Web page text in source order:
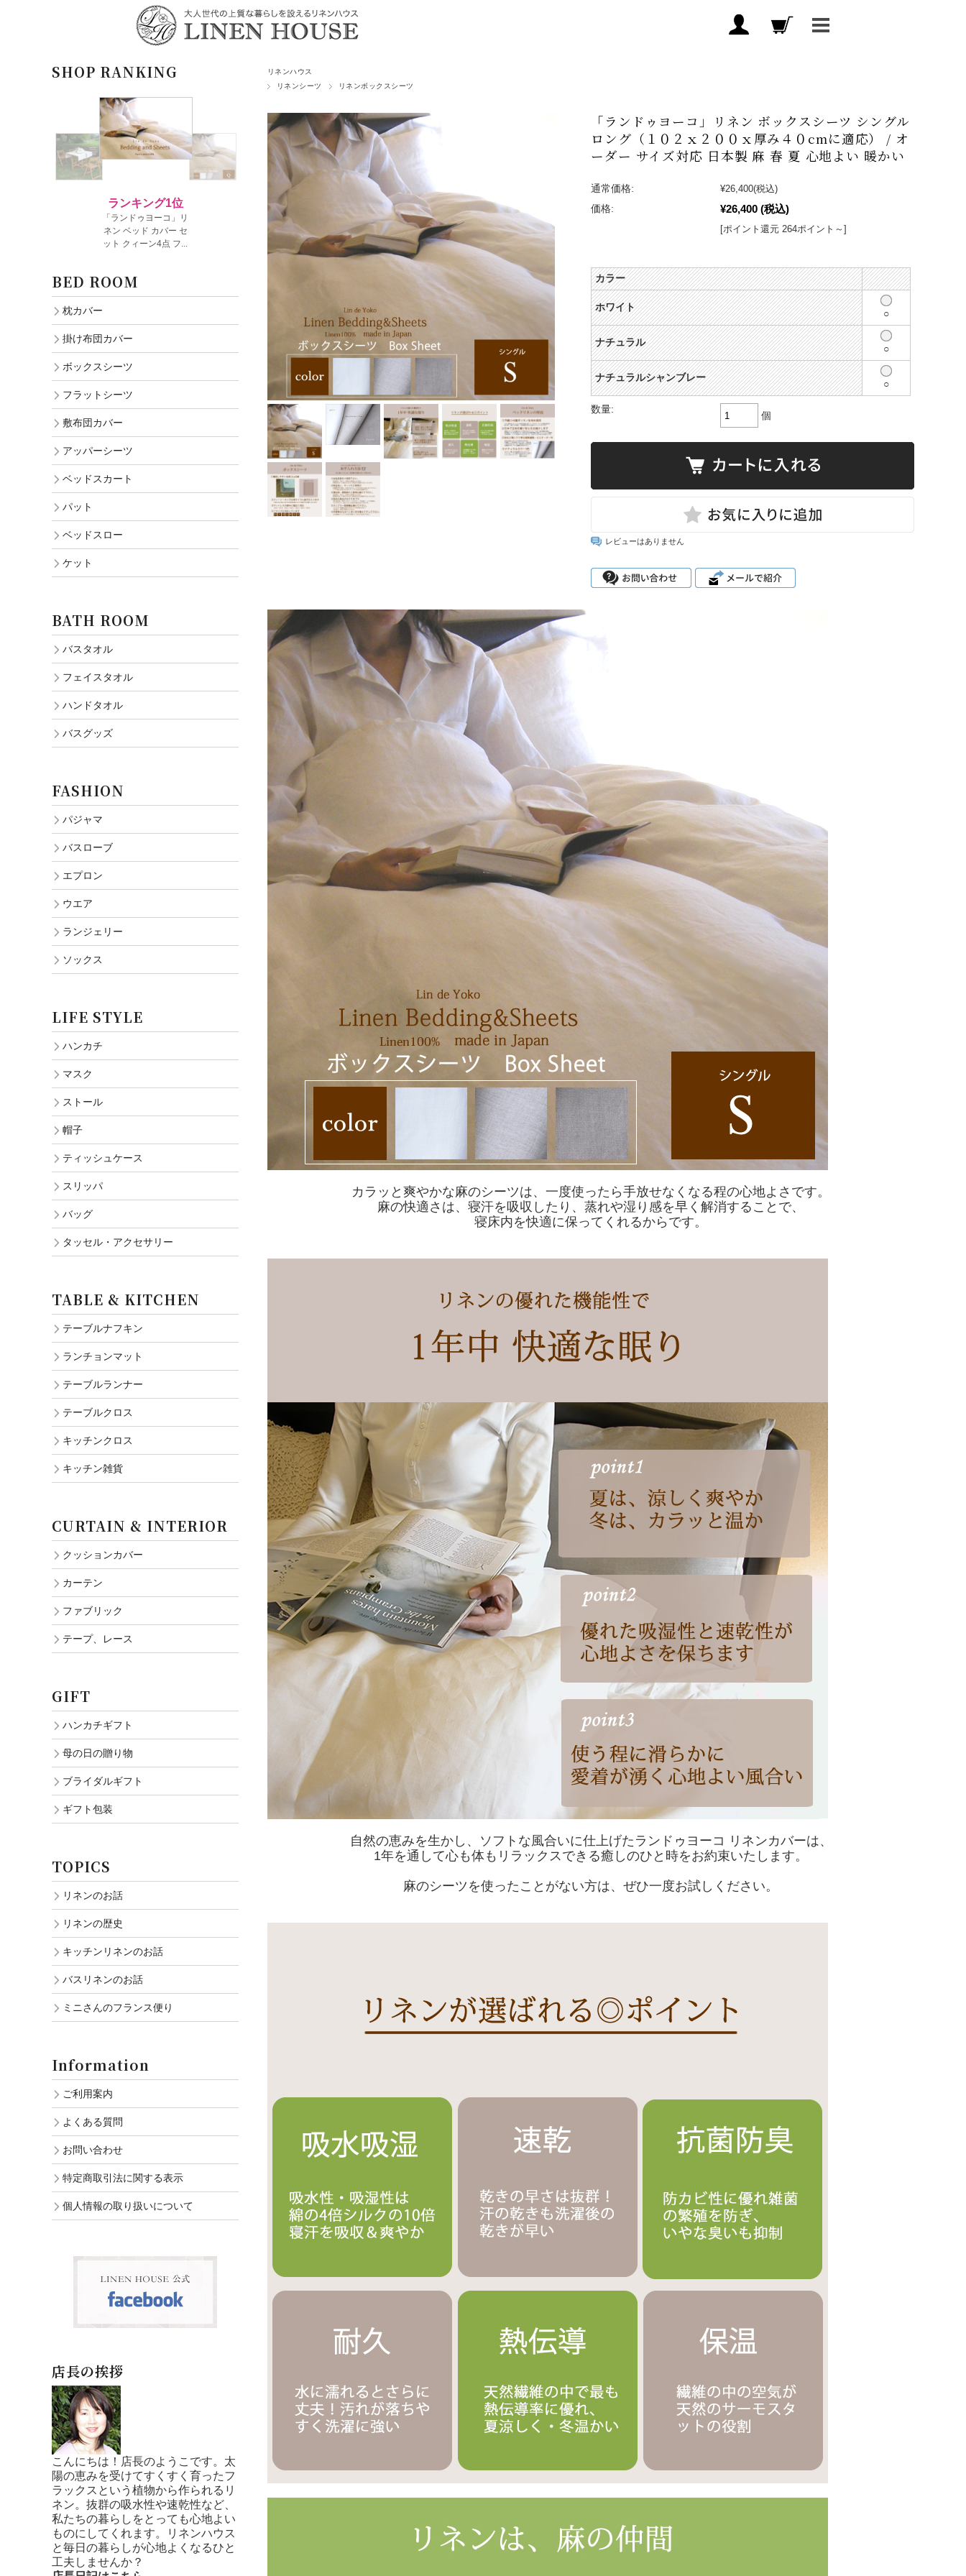
リネンハウス
リネンシーツ
リネンボックスシーツ
「ランドゥヨーコ」リネン ボックスシーツ シングル
ロング（１０２ｘ２００ｘ厚み４０cmに適応） / オ
ーダー サイズ対応 日本製 麻 春 夏 心地よい 暖かい
通常価格: ¥26,400(税込)
価格:
¥26,400 (税込)
[ポイント還元 264ポイント～]
カラー
ホワイト
○
ナチュラル
○
ナチュラルシャンブレー
○
数量:
個
レビューはありません
カラッと爽やかな麻のシーツは、一度使ったら手放せなくなる程の心地よさです。
麻の快適さは、寝汗を吸収したり、蒸れや湿り感を早く解消することで、
寝床内を快適に保ってくれるからです。
自然の恵みを生かし、ソフトな風合いに仕上げたランドゥヨーコ リネンカバーは、
1年を通して心も体もリラックスできる癒しのひと時をお約束いたします。
麻のシーツを使ったことがない方は、ぜひ一度お試しください。
SHOP RANKING
BED ROOM
枕カバー
掛け布団カバー
ボックスシーツ
フラットシーツ
敷布団カバー
アッパーシーツ
ベッドスカート
パット
ベッドスロー
ケット
BATH ROOM
バスタオル
フェイスタオル
ハンドタオル
バスグッズ
FASHION
パジャマ
バスローブ
エプロン
ウエア
ランジェリー
ソックス
LIFE STYLE
ハンカチ
マスク
ストール
帽子
ティッシュケース
スリッパ
バッグ
タッセル・アクセサリー
TABLE & KITCHEN
テーブルナフキン
ランチョンマット
テーブルランナー
テーブルクロス
キッチンクロス
キッチン雑貨
CURTAIN & INTERIOR
クッションカバー
カーテン
ファブリック
テープ、レース
GIFT
ハンカチギフト
母の日の贈り物
ブライダルギフト
ギフト包装
TOPICS
リネンのお話
リネンの歴史
キッチンリネンのお話
バスリネンのお話
ミニさんのフランス便り
Information
ご利用案内
よくある質問
お問い合わせ
特定商取引法に関する表示
個人情報の取り扱いについて
店長の挨拶
こんにちは！店長のようこです。太
陽の恵みを受けてすくすく育ったフ
ラックスという植物から作られるリ
ネン。抜群の吸水性や速乾性など、
私たちの暮らしをとっても心地よい
ものにしてくれます。リネンハウス
と毎日の暮らしが心地よくなるひと
工夫しませんか？